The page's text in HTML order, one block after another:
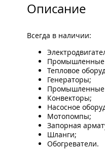
Описание
Всегда в наличии:
Промышленные
Тепловое
Генераторы;
Промышленные
Конвекторы;
Насосное
Мотопомпы;
Запорная
Шланги;
Обогреватели.